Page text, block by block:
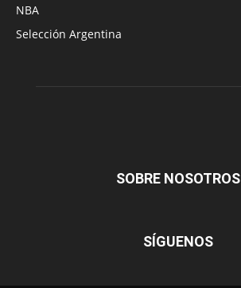
NBA
Selección Argentina
SOBRE NOSOTROS
SÍGUENOS